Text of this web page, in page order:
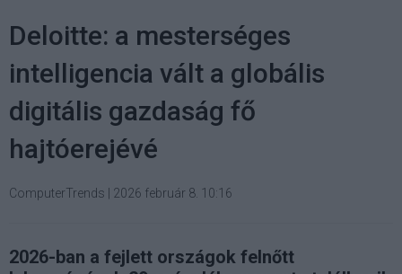
Deloitte: a mesterséges
intelligencia vált a globális
digitális gazdaság fő
hajtóerejévé
ComputerTrends 2026 február 8. 10:16
2026-ban a fejlett országok felnőtt